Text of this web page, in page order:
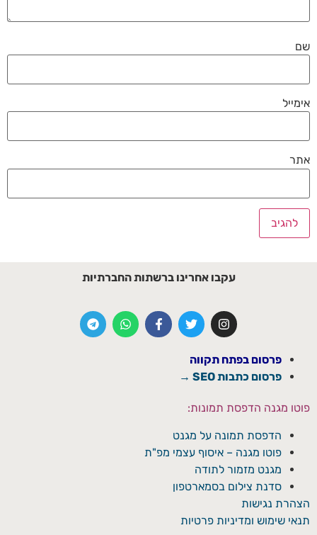
שם
אימייל
אתר
עקבו אחרינו ברשתות החברתיות
פרסום בפתח תקווה
פרסום כתבות SEO →
פוטו מגנה הדפסת תמונות:
הדפסת תמונה על מגנט
פוטו מגנה – איסוף עצמי מפ"ת
מגנט מזמור לתודה
סדנת צילום בסמארטפון
הצהרת נגישות
תנאי שימוש ומדיניות פרטיות